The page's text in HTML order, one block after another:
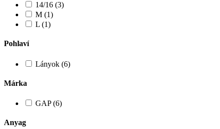
14/16 (3)
M (1)
L (1)
Pohlaví
Lányok (6)
Márka
GAP (6)
Anyag